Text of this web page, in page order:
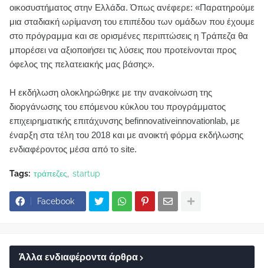
οικοσυστήματος στην Ελλάδα. Όπως ανέφερε: «Παρατηρούμε
μια σταδιακή ωρίμανση του επιπέδου των ομάδων που έχουμε
στο πρόγραμμα και σε ορισμένες περιπτώσεις η Τράπεζα θα
μπορέσει να αξιοποιήσει τις λύσεις που προτείνονται προς
όφελος της πελατειακής μας βάσης».
Η εκδήλωση ολοκληρώθηκε με την ανακοίνωση της
διοργάνωσης του επόμενου κύκλου του προγράμματος
επιχειρηματικής επιτάχυνσης befinnovativeinnovationlab, με
έναρξη στα τέλη του 2018 και με ανοικτή φόρμα εκδήλωσης
ενδιαφέροντος μέσα από το site.
Tags: τράπεζες startup
Facebook
Άλλα ενδιαφέροντα άρθρα